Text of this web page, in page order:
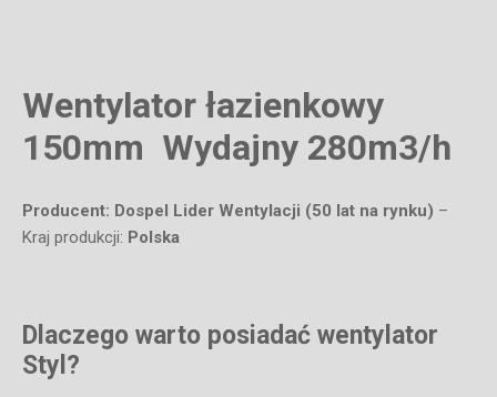
Wentylator łazienkowy
150mm Wydajny 280m3/h
Producent: Dospel Lider Wentylacji (50 lat na rynku) –
Kraj produkcji: Polska
Dlaczego warto posiadać wentylator
Styl?